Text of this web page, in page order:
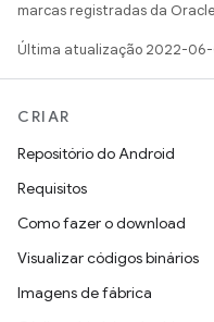
marcas registradas da
Última atualização 2022-06-
CRIAR
Repositório do Android
Requisitos
Como fazer o download
Visualizar códigos binários
Imagens de fábrica